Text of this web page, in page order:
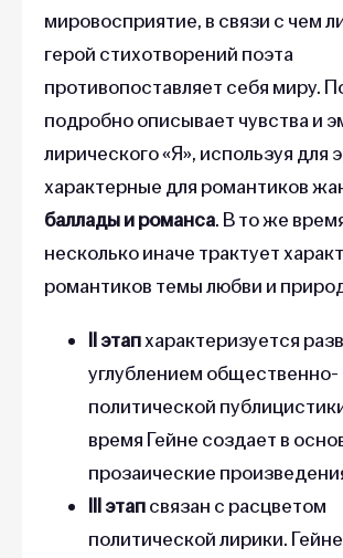
мировосприятие, в связи с чем
герой стихотворений поэта
противопоставляет себя миру.
подробно описывает чувства и
лирического «Я», используя для
характерные для романтиков
баллады и романса. В то же
несколько иначе трактует
романтиков темы любви и
II этапхарактеризуется
углублением общественно-
политической
время Гейне создает в
прозаические
III этапсвязан с расцветом
политической лирики. Гейне